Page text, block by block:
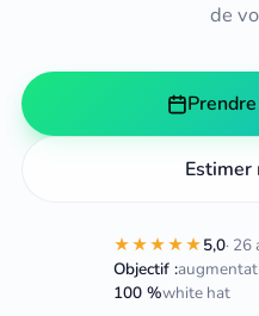
de
Estimer
★★★★★5,0·
Objectif :
100 %white hat